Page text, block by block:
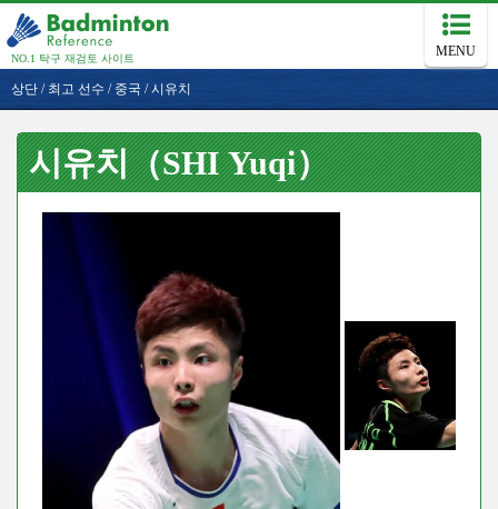
NO.1 탁구 재검토 사이트 MENU
상단 / 최고 선수 / 중국 /시유치
시유치（SHI Yuqi）